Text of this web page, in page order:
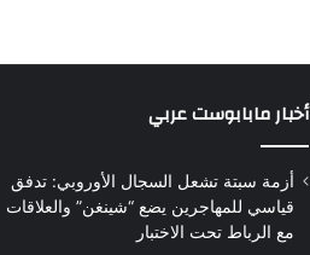
أخبار مابابوست عربي
أزمة سبتة تشعل السجال الأوروبي: تدفق
قياسي للمهاجرين يضع “شينغن” والعلاقات
مع الرباط تحت الاختبار